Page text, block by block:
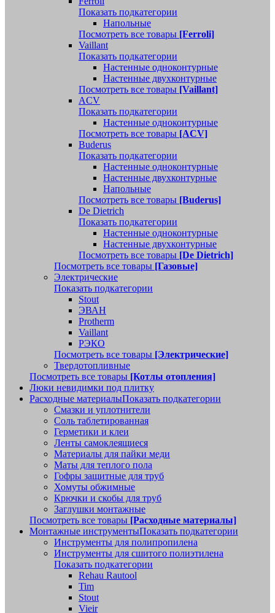
Показать подкатегории
Напольные
Посмотреть все товары [Ferroli]
Vaillant
Показать подкатегории
Настенные одноконтурные
Настенные двухконтурные
Посмотреть все товары [Vaillant]
ACV
Показать подкатегории
Настенные одноконтурные
Посмотреть все товары [ACV]
Buderus
Показать подкатегории
Настенные одноконтурные
Настенные двухконтурные
Напольные
Посмотреть все товары [Buderus]
De Dietrich
Показать подкатегории
Настенные одноконтурные
Настенные двухконтурные
Посмотреть все товары [De Dietrich]
Посмотреть все товары [Газовые]
Электрические
Показать подкатегории
Stout
ЭВАН
Protherm
Vaillant
РЭКО
Посмотреть все товары [Электрические]
Твердотопливные
Посмотреть все товары [Котлы отопления]
Люки невидимки под плитку
Расходные материалыПоказать подкатегории
Смазки и уплотнители
Соль таблетированная
Герметики и клеи
Ленты самоклеящиеся
Материалы для пайки меди
Маты для теплого пола
Гофры защитные для труб
Хомуты обжимные
Крючки и скобы для труб
Заглушки монтажные
Посмотреть все товары [Расходные материалы]
Монтажные инструментыПоказать подкатегории
Инструменты для полипропилена
Инструменты для сшитого полиэтилена
Показать подкатегории
Rehau Rautool
Tim
Stout
Vieir